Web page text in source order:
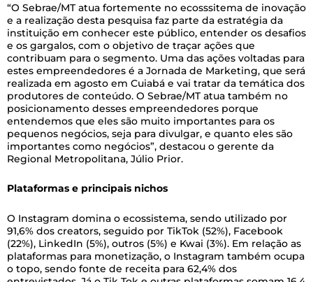
“O Sebrae/MT atua fortemente no ecosssitema de inovação
e a realização desta pesquisa faz parte da estratégia da
instituição em conhecer este público, entender os desafios
e os gargalos, com o objetivo de traçar ações que
contribuam para o segmento. Uma das ações voltadas para
estes empreendedores é a Jornada de Marketing, que será
realizada em agosto em Cuiabá e vai tratar da temática dos
produtores de conteúdo. O Sebrae/MT atua também no
posicionamento desses empreendedores porque
entendemos que eles são muito importantes para os
pequenos negócios, seja para divulgar, e quanto eles são
importantes como negócios”, destacou o gerente da
Regional Metropolitana, Júlio Prior.
Plataformas e principais nichos
O Instagram domina o ecossistema, sendo utilizado por
91,6% dos creators, seguido por TikTok (52%), Facebook
(22%), LinkedIn (5%), outros (5%) e Kwai (3%). Em relação as
plataformas para monetização, o Instagram também ocupa
o topo, sendo fonte de receita para 62,4% dos